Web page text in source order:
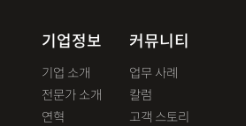
기업정보
기업 소개
전문가 소개
연혁
커뮤니티
업무 사례
칼럼
고객 스토리